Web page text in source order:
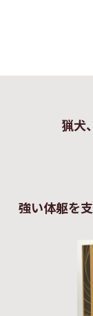
猟犬
強い体躯を